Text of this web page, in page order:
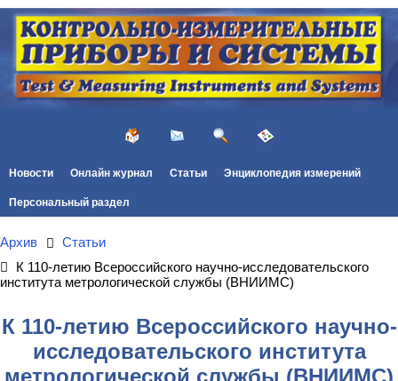
Новости Онлайн журнал Статьи Энциклопедия измерений
Персональный раздел
Архив
Статьи
К 110-летию Всероссийского научно-исследовательского
института метрологической службы (ВНИИМС)
К 110-летию Всероссийского научно-
исследовательского института
метрологической службы (ВНИИМС)